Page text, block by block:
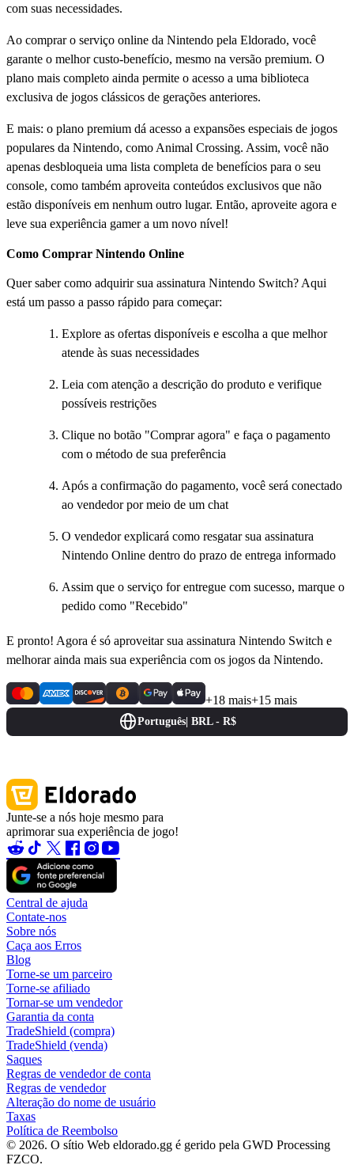
com suas necessidades.
Ao comprar o serviço online da Nintendo pela Eldorado, você
garante o melhor custo-benefício, mesmo na versão premium. O
plano mais completo ainda permite o acesso a uma biblioteca
exclusiva de jogos clássicos de gerações anteriores.
E mais: o plano premium dá acesso a expansões especiais de jogos
populares da Nintendo, como Animal Crossing. Assim, você não
apenas desbloqueia uma lista completa de benefícios para o seu
console, como também aproveita conteúdos exclusivos que não
estão disponíveis em nenhum outro lugar. Então, aproveite agora e
leve sua experiência gamer a um novo nível!
Como Comprar Nintendo Online
Quer saber como adquirir sua assinatura Nintendo Switch? Aqui
está um passo a passo rápido para começar:
Explore as ofertas disponíveis e escolha a que melhor
atende às suas necessidades
Leia com atenção a descrição do produto e verifique
possíveis restrições
Clique no botão "Comprar agora" e faça o pagamento
com o método de sua preferência
Após a confirmação do pagamento, você será conectado
ao vendedor por meio de um chat
O vendedor explicará como resgatar sua assinatura
Nintendo Online dentro do prazo de entrega informado
Assim que o serviço for entregue com sucesso, marque o
pedido como "Recebido"
E pronto! Agora é só aproveitar sua assinatura Nintendo Switch e
melhorar ainda mais sua experiência com os jogos da Nintendo.
+18 mais+15 mais
Português| BRL - R$
Junte-se a nós hoje mesmo para
aprimorar sua experiência de jogo!
Central de ajuda
Contate-nos
Sobre nós
Caça aos Erros
Blog
Torne-se um parceiro
Torne-se afiliado
Tornar-se um vendedor
Garantia da conta
TradeShield (compra)
TradeShield (venda)
Saques
Regras de vendedor de conta
Regras de vendedor
Alteração do nome de usuário
Taxas
Política de Reembolso
© 2026. O sítio Web eldorado.gg é gerido pela GWD Processing
FZCO.